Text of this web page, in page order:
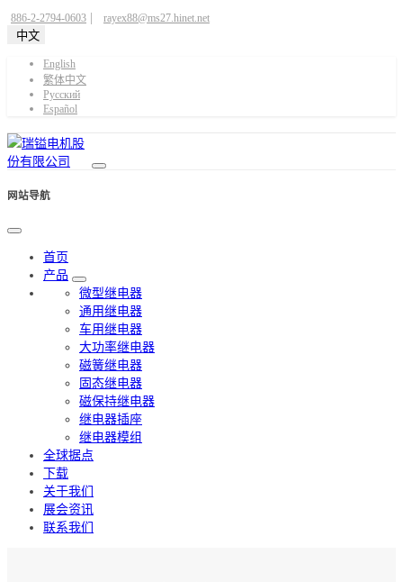
886-2-2794-0603 rayex88@ms27.hinet.net
中文
English
繁体中文
Pусский
Español
网站导航
首页
产品
微型继电器
通用继电器
车用继电器
大功率继电器
磁簧继电器
固态继电器
磁保持继电器
继电器插座
继电器模组
全球据点
下载
关于我们
展会资讯
联系我们